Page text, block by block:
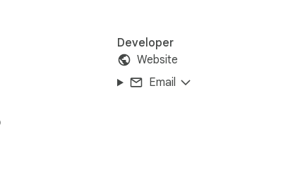
We may show third-party non-personalized ads on
Developer
Website
Email